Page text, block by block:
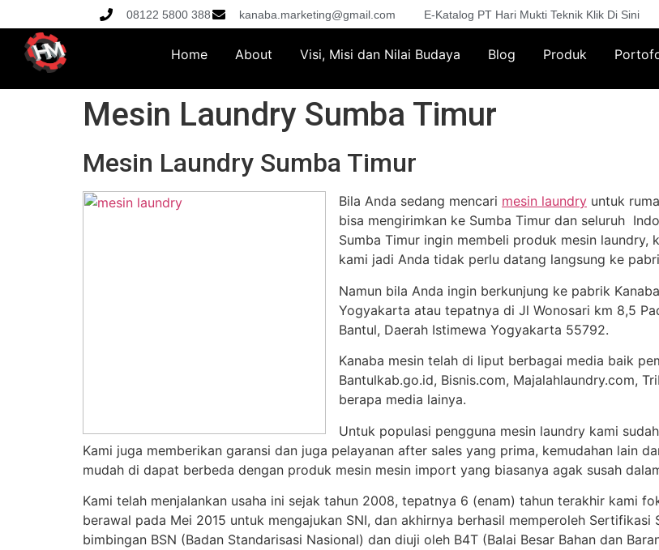
08122 5800 388 kanaba.marketing@gmail.com E-Katalog PT Hari Mukti Teknik Klik Di Sini
Home About Visi, Misi dan Nilai Budaya Blog Produk
Mesin Laundry Sumba Timur
Mesin Laundry Sumba Timur
Bila Anda sedang mencari mesin laundry untuk
bisa mengirimkan ke Sumba Timur dan seluruh
Sumba Timur ingin membeli produk mesin
kami jadi Anda tidak perlu datang langsung ke
Namun bila Anda ingin berkunjung ke pabrik
Yogyakarta atau tepatnya di Jl Wonosari km 8,5
Bantul, Daerah Istimewa Yogyakarta 55792.
Kanaba mesin telah di liput berbagai media baik
Bantulkab.go.id, Bisnis.com, Majalahlaundry.com,
berapa media lainya.
Untuk populasi pengguna mesin laundry kami
Kami juga memberikan garansi dan juga pelayanan after sales yang prima, kemudahan lain
mudah di dapat berbeda dengan produk mesin mesin import yang biasanya agak susah
Kami telah menjalankan usaha ini sejak tahun 2008, tepatnya 6 (enam) tahun terakhir kami
berawal pada Mei 2015 untuk mengajukan SNI, dan akhirnya berhasil memperoleh Sertifikasi
bimbingan BSN (Badan Standarisasi Nasional) dan diuji oleh B4T (Balai Besar Bahan dan